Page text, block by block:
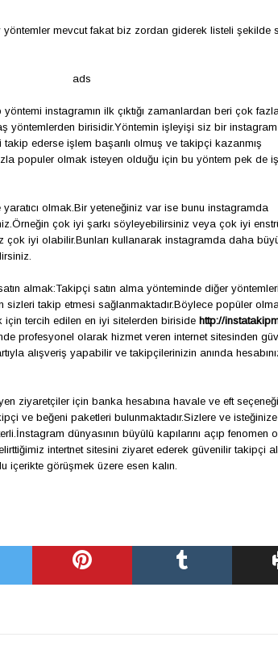
yöntemler mevcut fakat biz zordan giderek listeli şekilde
ads
yöntemi instagramın ilk çıktığı zamanlardan beri çok
yöntemlerden birisidir.Yöntemin işleyişi siz bir instagram
takip ederse işlem başarılı olmuş ve takipçi kazanmış
populer olmak isteyen olduğu için bu yöntem pek de
yaratıcı olmak.Bir yeteneğiniz var ise bunu instagramda
Örneğin çok iyi şarkı söyleyebilirsiniz veya çok iyi enstr
çok iyi olabilir.Bunları kullanarak instagramda daha büy
almak:Takipçi satın alma yönteminde diğer yö
sizleri takip etmesi sağlanmaktadır.Böylece popüler
için tercih edilen en iyi sitelerden biriside http://
profesyonel olarak hizmet veren internet sitesinden gü
alışveriş yapabilir ve takipçilerinizin anında
ziyaretçiler için banka hesabına havale ve eft seç
çi ve beğeni paketleri bulunmaktadır.Sizlere ve
dünyasının büyülü kapılarını açıp fenomen
intertnet sitesini ziyaret ederek güvenilir takipçi
içerikte görüşmek üzere esen kalın.